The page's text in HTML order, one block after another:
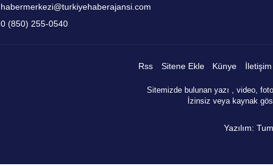
habermerkezi@turkiyehaberajansi.com
0 (850) 255-0540
Rss Sitene Ekle Künye İletişim
Sitemizde bulunan yazı , video,
İzinsiz veya kaynak
Yazılım: